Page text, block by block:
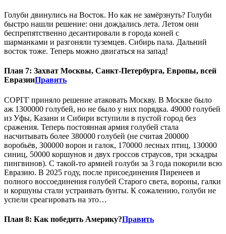
Голуби двинулись на Восток. Но как не замёрзнуть? Голуби
быстро нашли решение: они дождались лета. Летом они
беспрепятственно десантировали в города коней с
шарманками и разгоняли туземцев. Сибирь пала. Дальний
восток тоже. Теперь можно двигаться на запад!
План 7: Захват Москвы, Санкт-Петербурга, Европы, всей
ЕвразииПравить
СОРГГ приняло решение атаковать Москву. В Москве было
аж 1300000 голубей, но не было у них порядка. 49000 голубей
из Уфы, Казани и Сибири вступили в пустой город без
сражения. Теперь постоянная армия голубей стала
насчитывать более 380000 голубей (не считая 200000
воробьёв, 300000 ворон и галок, 170000 лесных птиц, 130000
синиц, 50000 коршунов и двух гроссов страусов, три эскадры
пингвинов). С такой-то армией голуби за 3 года покорили всю
Евразию. В 2025 году, после присоединения Пиренеев и
полного воссоединения голубей Старого света, вороны, галки
и коршуны стали устраивать бунты. К сожалению, голуби не
успели среагировать на это…
План 8: Как победить Америку?Править